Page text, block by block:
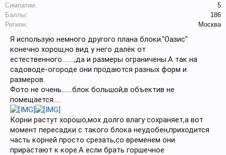
Симпатии:
5
Баллы:
186
Регион:
Москва
Я использую немного другого плана блоки."Оазис"
конечно хорош,но вид у него далёк от
естественного........,да и размеры ограничены.А так на
садоводе-огороде они продаются разных форм и
размеров.
Фото не очень.......блок большой,в объектив не
помещается.....
Корни растут хорошо,мох долго влагу сохраняет,а вот
момент пересадки с такого блока неудобен,приходится
часть корней просто срезать,со временем они
прирастают к коре.А если брать горшечное